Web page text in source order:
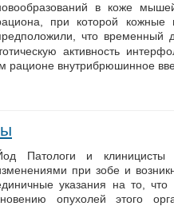
в коже
при которой кожные
что временный
активность
внутрибрюшинное
Патологи и клиницисты
при зобе и
указания на то,
опухолей этого